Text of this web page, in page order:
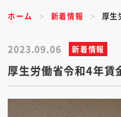
ホーム 新着情報 厚生
2023.09.06 新着情報
厚生労働省令和4年賃